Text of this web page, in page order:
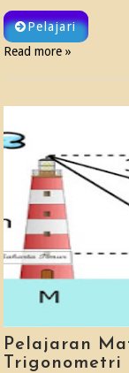
Pelajari
Read more »
Pelajaran
Trigonometri